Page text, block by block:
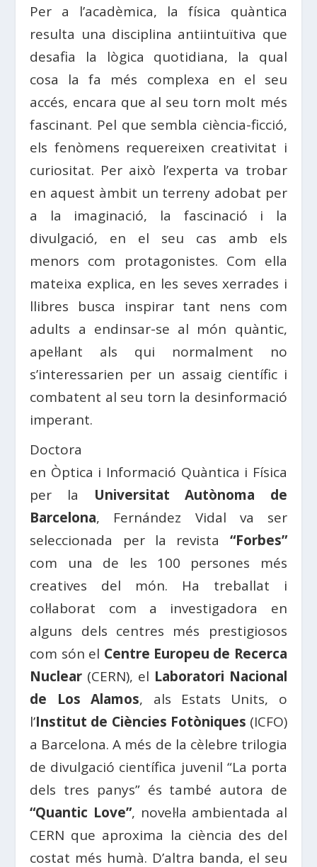
Per a l’acadèmica, la física quàntica
resulta una disciplina antiintuïtiva que
desafia la lògica quotidiana, la qual
cosa la fa més complexa en el seu
accés, encara que al seu torn molt més
fascinant. Pel que sembla ciència-ficció,
els fenòmens requereixen creativitat i
curiositat. Per això l’experta va trobar
en aquest àmbit un terreny adobat per
a la imaginació, la fascinació i la
divulgació, en el seu cas amb els
menors com protagonistes. Com ella
mateixa explica, en les seves xerrades i
llibres busca inspirar tant nens com
adults a endinsar-se al món quàntic,
apel·lant als qui normalment no
s’interessarien per un assaig científic i
combatent al seu torn la desinformació
imperant.
Doctora
en Òptica i Informació Quàntica i Física
per la Universitat Autònoma de
Barcelona, Fernández Vidal va ser
seleccionada per la revista “Forbes”
com una de les 100 persones més
creatives del món. Ha treballat i
col·laborat com a investigadora en
alguns dels centres més prestigiosos
com són el Centre Europeu de Recerca
Nuclear (CERN), el Laboratori Nacional
de Los Alamos, als Estats Units, o
l’Institut de Ciències Fotòniques (ICFO)
a Barcelona. A més de la cèlebre trilogia
de divulgació científica juvenil “La porta
dels tres panys” és també autora de
“Quantic Love”, novel·la ambientada al
CERN que aproxima la ciència des del
costat més humà. D’altra banda, el seu